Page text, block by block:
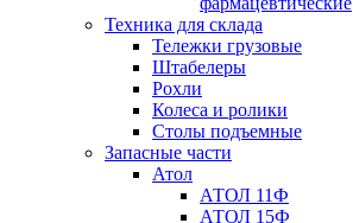
Техника для склада
Тележки грузовые
Штабелеры
Рохли
Колеса и ролики
Столы подъемные
Запасные части
Атол
АТОЛ 11Ф
АТОЛ 15Ф